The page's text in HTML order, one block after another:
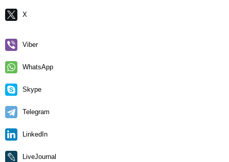
X
Viber
WhatsApp
Skype
Telegram
LinkedIn
LiveJournal